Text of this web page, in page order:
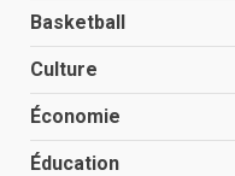
Basketball
Culture
Économie
Éducation